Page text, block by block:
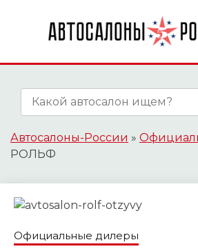
Автосалоны-России »
РОЛЬФ
Официальные дилеры